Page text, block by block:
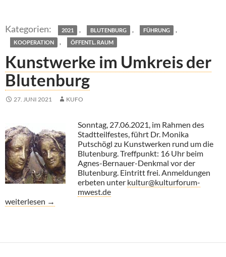
2021 , BLUTENBURG , FÜHRUNG ,
KOOPERATION , ÖFFENTL. RAUM
Kunstwerke im Umkreis der
Blutenburg
27. JUNI 2021 KUFO
Sonntag, 27.06.2021, im Rahmen des
Stadtteilfestes, führt Dr. Monika
Putschögl zu Kunstwerken rund um die
Blutenburg. Treffpunkt: 16 Uhr beim
Agnes-Bernauer-Denkmal vor der
Blutenburg. Eintritt frei. Anmeldungen
erbeten unter kultur@kulturforum-
mwest.de
Kunstwerke im Umkreis der Blutenburg
weiterlesen →